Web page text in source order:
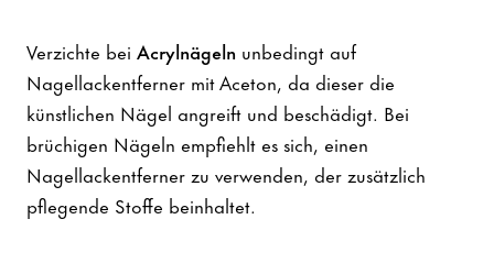
Verzichte bei Acrylnägeln unbedingt auf
Nagellackentferner mit Aceton, da dieser die
künstlichen Nägel angreift und beschädigt. Bei
brüchigen Nägeln empfiehlt es sich, einen
Nagellackentferner zu verwenden, der zusätzlich
pflegende Stoffe beinhaltet.